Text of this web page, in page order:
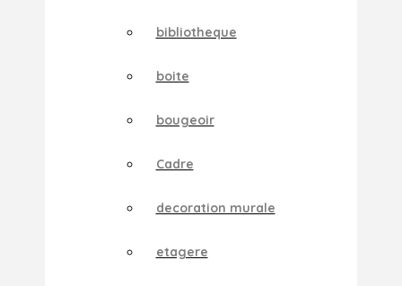
bibliotheque
boite
bougeoir
Cadre
decoration murale
etagere